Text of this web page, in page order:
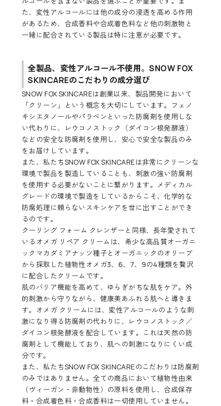
た、変性アルコールには他の成分の浸透を高める作用
があるため、合成香料や合成着色料など他の刺激物と
一緒に配合されている製品は特に注意が必要です。
全製品、変性アルコール不使用。SNOW FOX
SKINCAREのこだわりの成分選び
SNOW FOX SKINCAREは創業以来、製品開発において
「クリーン」という概念を大切にしています。フェノ
キシエタノールやパラベンといった防腐剤を使用しな
い代わりに、レウコノストック（ダイコン根発酵液）
などの安全な防腐剤を使用し、安心で安全な製品のみ
をお届けしています。
また、私たちSNOW FOX SKINCAREは非常にクリーンな
環境で製品を製造していることも、刺激の強い防腐剤
を使用する必要がないことに繋がります。メディカル
グレードの環境で製造をしているからこそ、化学的な
防腐処理に頼らないスキンケアを世に出すことができ
るのです。
クーリング フォーム クレンザー と同様、長年愛されて
いる オメガ リペア クリーム は、希少な高品質オーガニ
ックマカダミアナッツ種子とオーガニックのオリーブ
から採取した植物性オメガ3、6、7、9の4種類を贅沢
に配合したクリームです。
肌のバリア機能を高めて、ゆらぎがちな肌をケア。外
的刺激から守りながら、健康美あふれる肌へと導きま
す。オメガ クリームには、変性アルコールのような刺
激になり得る防腐剤の代わりに、レウコノストック／
ダイコン根発酵液を配合しています。これは天然の防
腐剤として機能しており、肌への刺激になりにくい成
分です。
また、私たちSNOW FOX SKINCAREのこだわりは防腐剤
のみではありません。全ての商品において植物性由来
（ヴィーガン・非動物性）の原料を使用し、合成保存
料・合成着色料・合成香料は一切使用していません。